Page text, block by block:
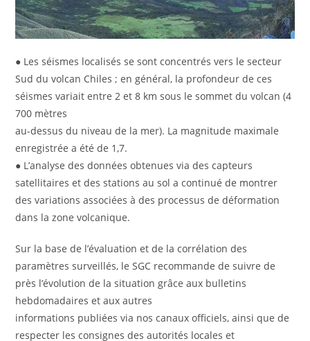
● Les séismes localisés se sont concentrés vers le secteur
Sud du volcan Chiles ; en général, la profondeur de ces
séismes variait entre 2 et 8 km sous le sommet du volcan (4
700 mètres
au-dessus du niveau de la mer). La magnitude maximale
enregistrée a été de 1,7.
● L’analyse des données obtenues via des capteurs
satellitaires et des stations au sol a continué de montrer
des variations associées à des processus de déformation
dans la zone volcanique.
Sur la base de l’évaluation et de la corrélation des
paramètres surveillés, le SGC recommande de suivre de
près l’évolution de la situation grâce aux bulletins
hebdomadaires et aux autres
informations publiées via nos canaux officiels, ainsi que de
respecter les consignes des autorités locales et